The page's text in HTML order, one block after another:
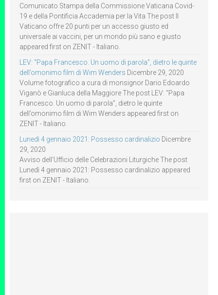
Comunicato Stampa della Commissione Vaticana Covid-
19 e della Pontificia Accademia per la Vita The post Il
Vaticano offre 20 punti per un accesso giusto ed
universale ai vaccini, per un mondo più sano e giusto
appeared first on ZENIT - Italiano.
LEV: “Papa Francesco. Un uomo di parola”, dietro le quinte
dell’omonimo film di Wim Wenders Dicembre 29, 2020
Volume fotografico a cura di monsignor Dario Edoardo
Viganò e Gianluca della Maggiore The post LEV: “Papa
Francesco. Un uomo di parola”, dietro le quinte
dell’omonimo film di Wim Wenders appeared first on
ZENIT - Italiano.
Lunedì 4 gennaio 2021: Possesso cardinalizio Dicembre
29, 2020
Avviso dell’Ufficio delle Celebrazioni Liturgiche The post
Lunedì 4 gennaio 2021: Possesso cardinalizio appeared
first on ZENIT - Italiano.